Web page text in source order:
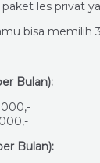
les privat
bisa
Bulan):
Bulan):